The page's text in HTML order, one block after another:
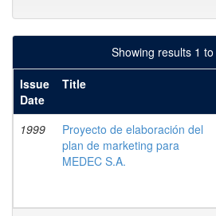
Showing results 1 to
Issue
Date
Title
1999
Proyecto de elaboración del
plan de marketing para
MEDEC S.A.